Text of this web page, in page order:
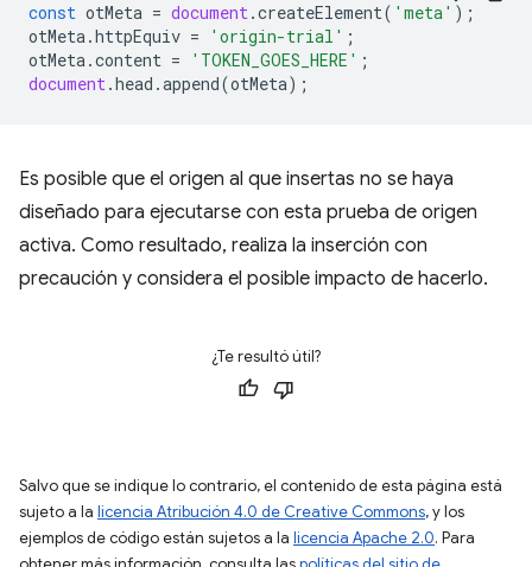
const otMeta = document.createElement( 'meta' );
otMeta.httpEquiv = 'origin-trial' ;
otMeta.content = 'TOKEN_GOES_HERE' ;
document.head .append(otMeta);
Es posible que el origen al que insertas no se haya
diseñado para ejecutarse con esta prueba de origen
activa. Como resultado, realiza la inserción con
precaución y considera el posible impacto de hacerlo.
¿Te resultó útil?
Salvo que se indique lo contrario, el contenido de esta página está
sujeto a la licencia Atribución 4.0 de Creative Commons, y los
ejemplos de código están sujetos a la licencia Apache 2.0. Para